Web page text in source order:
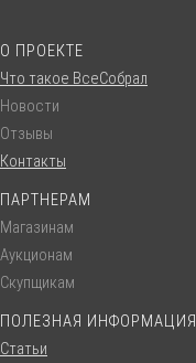
О ПРОЕКТЕ
Что такое ВсеСобрал
Новости
Отзывы
Контакты
ПАРТНЕРАМ
Магазинам
Аукционам
Скупщикам
ПОЛЕЗНАЯ ИНФОРМАЦИЯ
Статьи